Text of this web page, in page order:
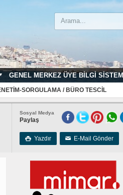
GENEL MERKEZ ÜYE BILGI SISTEMI
SORGULAMA / BÜRO TESCIL
Sosyal Medya
Paylaş
 Yazdır ✉ E-Mail Gönder